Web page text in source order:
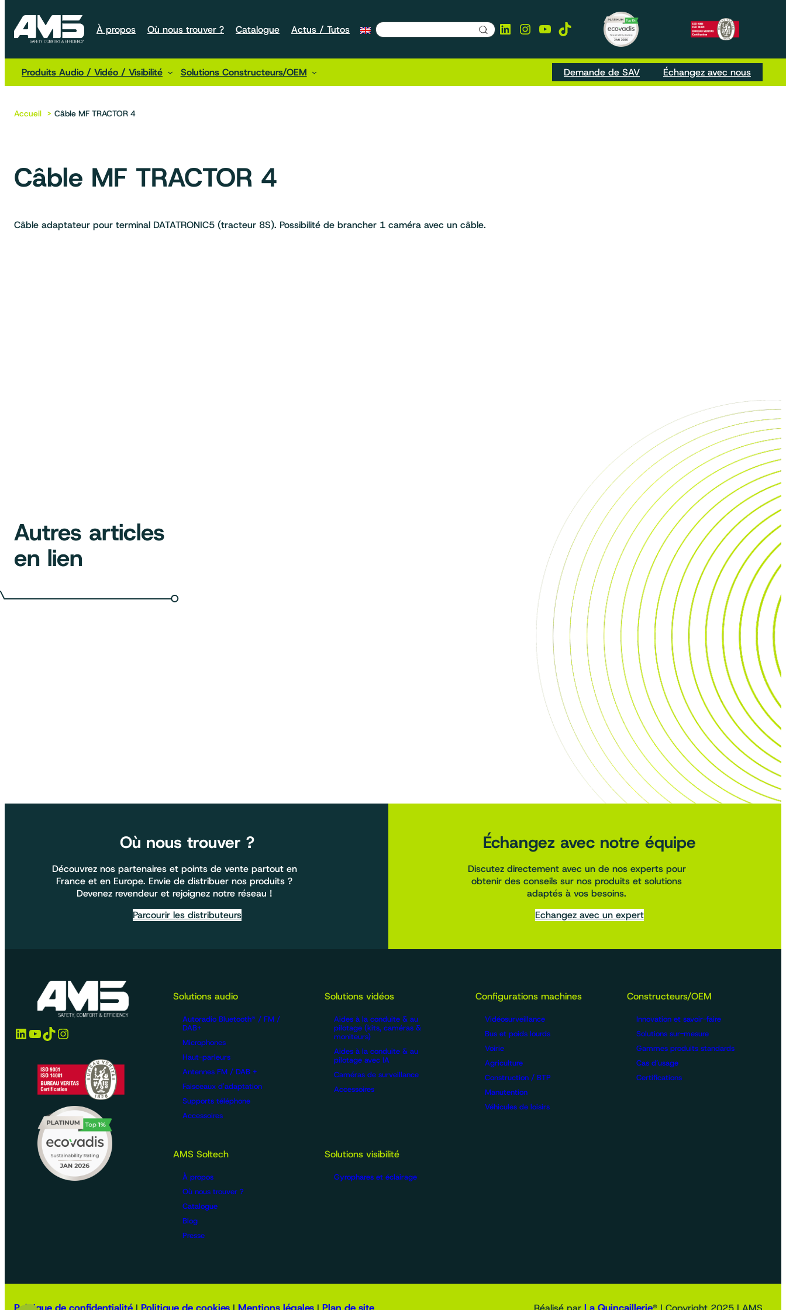
À propos Où nous trouver ? Catalogue Actus / Tutos LinkedIn
Instagram
YouTube
TikTok
Produits Audio / Vidéo / Visibilité Solutions Constructeurs/OEM Demande de SAV Échangez avec nous
Accueil Câble MF TRACTOR 4
Câble MF TRACTOR 4
Câble adaptateur pour terminal DATATRONIC5 (tracteur 8S). Possibilité de brancher 1 caméra avec un câble.
Autres articles
en lien
Où nous trouver ?
Découvrez nos partenaires et points de vente partout en
France et en Europe. Envie de distribuer nos produits ?
Devenez revendeur et rejoignez notre réseau !
Parcourir les distributeurs
Échangez avec notre équipe
Discutez directement avec un de nos experts pour
obtenir des conseils sur nos produits et solutions
adaptés à vos besoins.
Echangez avec un expert
LinkedIn YouTube TikTok Instagram
Solutions audio
Autoradio Bluetooth® / FM /
DAB+
Microphones
Haut-parleurs
Antennes FM / DAB +
Faisceaux d'adaptation
Supports téléphone
Accessoires
Solutions vidéos
Aides à la conduite & au
pilotage (kits, caméras &
moniteurs)
Aides à la conduite & au
pilotage avec IA
Caméras de surveillance
Accessoires
Configurations machines
Vidéosurveillance
Bus et poids lourds
Voirie
Agriculture
Construction / BTP
Manutention
Véhicules de loisirs
Constructeurs/OEM
Innovation et savoir-faire
Solutions sur-mesure
Gammes produits standards
Cas d’usage
Certifications
AMS Soltech
À propos
Où nous trouver ?
Catalogue
Blog
Presse
Solutions visibilité
Gyrophares et éclairage